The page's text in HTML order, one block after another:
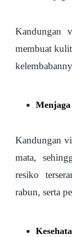
Kandungan
membuat
Menjaga
Kandungan
mata,
resiko
rabun, serta